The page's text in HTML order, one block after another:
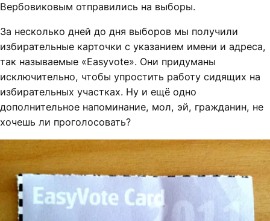
Вербовиковым отправились на выборы.
За несколько дней до дня выборов мы получили
избирательные карточки с указанием имени и адреса,
так называемые «Easyvote». Они придуманы
исключительно, чтобы упростить работу сидящих на
избирательных участках. Ну и ещё одно
дополнительное напоминание, мол, эй, гражданин, не
хочешь ли проголосовать?